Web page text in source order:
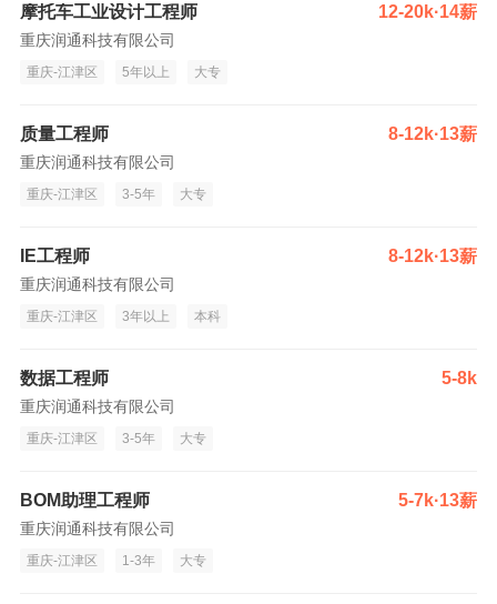
摩托车工业设计工程师 12-20k·14薪
重庆润通科技有限公司
重庆-江津区 5年以上 大专
质量工程师 8-12k·13薪
重庆润通科技有限公司
重庆-江津区 3-5年 大专
IE工程师 8-12k·13薪
重庆润通科技有限公司
重庆-江津区 3年以上 本科
数据工程师 5-8k
重庆润通科技有限公司
重庆-江津区 3-5年 大专
BOM助理工程师 5-7k·13薪
重庆润通科技有限公司
重庆-江津区 1-3年 大专